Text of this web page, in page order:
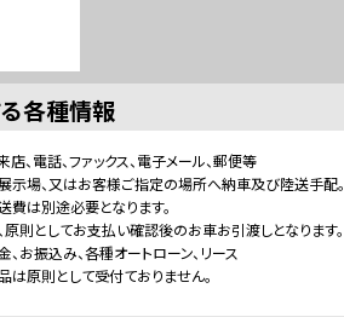
各種情報
店、電話、ファックス、電子メール、郵便等
示場、又はお客様ご指定の場所へ納車及び陸送手配。
費は別途必要となります。
原則としてお支払い確認後のお車お引渡しとなります。
、お振込み、各種オートローン、リース
は原則として受付ておりません。